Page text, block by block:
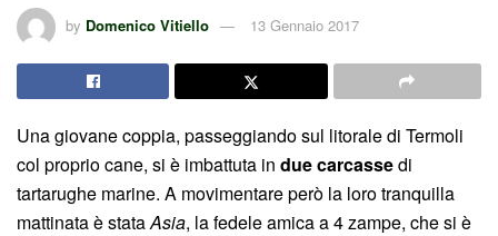
by Domenico Vitiello 13 Gennaio 2017
Una giovane coppia, passeggiando sul litorale di Termoli
col proprio cane, si è imbattuta in due carcassedi
tartarughe marine. A movimentare però la loro tranquilla
mattinata è stataAsia, la fedele amica a 4 zampe, che si è